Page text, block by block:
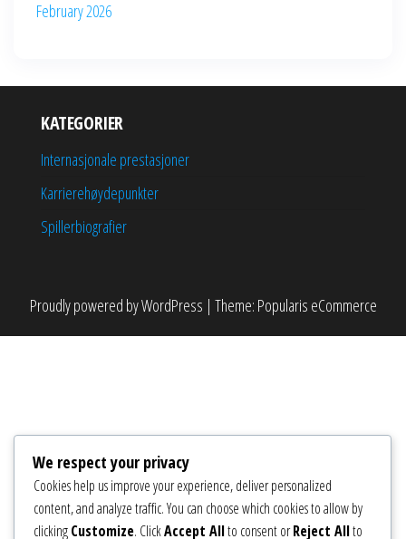
February 2026
KATEGORIER
Internasjonale prestasjoner
Karrierehøydepunkter
Spillerbiografier
Proudly powered byWordPress | Theme: Popularis eCommerce
We respect your privacy
Cookies help us improve your experience, deliver personalized
content, and analyze traffic. You can choose which cookies to allow by
clickingCustomize. ClickAccept Allto consent orReject Allto